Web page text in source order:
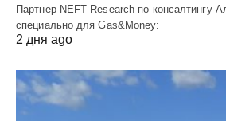
Партнер NEFT Research по консалтингу
специально для Gas&Money:
2 дня ago